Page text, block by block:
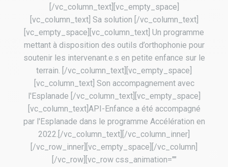
[/vc_column_text][vc_empty_space]
[vc_column_text] Sa solution [/vc_column_text]
[vc_empty_space][vc_column_text] Un programme
mettant à disposition des outils d’orthophonie pour
soutenir les intervenant.e.s en petite enfance sur le
terrain. [/vc_column_text][vc_empty_space]
[vc_column_text] Son accompagnement avec
l'Esplanade [/vc_column_text][vc_empty_space]
[vc_column_text]API-Enfance a été accompagné
par l'Esplanade dans le programme Accélération en
2022.[/vc_column_text][/vc_column_inner]
[/vc_row_inner][vc_empty_space][/vc_column]
[/vc_row][vc_row css_animation=""